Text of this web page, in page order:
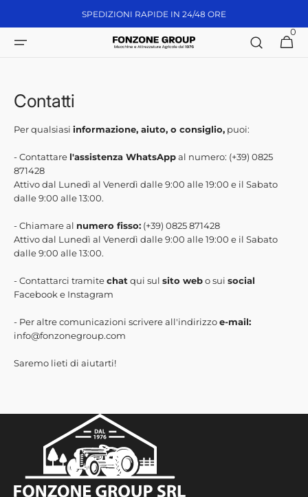
SPEDIZIONI RAPIDE IN 24/48 ORE
Carrello
0
articoli
Contatti
Per qualsiasi informazione, aiuto, o consiglio, puoi:
- Contattare l'assistenza WhatsAppal numero: (+39) 0825
871428
Attivo dal Lunedì al Venerdì dalle 9:00 alle 19:00 e il Sabato
dalle 9:00 alle 13:00.
- Chiamare al numero fisso: (+39) 0825 871428
Attivo dal Lunedì al Venerdì dalle 9:00 alle 19:00 e il Sabato
dalle 9:00 alle 13:00.
- Contattarci tramitechat qui sul sito webo sui social
Facebook e Instagram
- Per altre comunicazioni scrivere all'indirizzoe-mail:
info@fonzonegroup.com
Saremo lieti di aiutarti!